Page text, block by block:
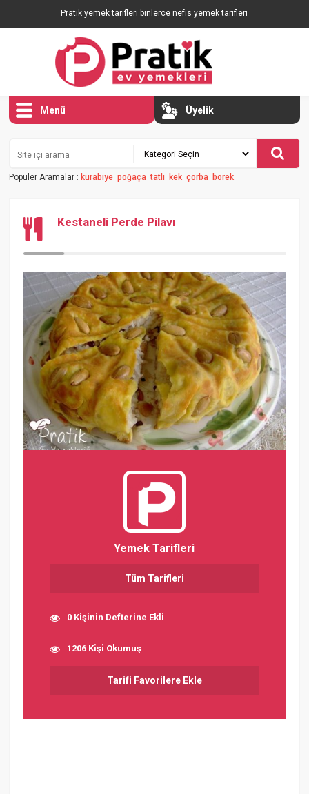
Pratik yemek tarifleri binlerce nefis yemek tarifleri
Menü Üyelik
Popüler Aramalar : kurabiye poğaça tatlı kek çorba börek
Kestaneli Perde Pilavı
Yemek Tarifleri
Tüm Tarifleri
0 Kişinin Defterine Ekli
1206 Kişi Okumuş
Tarifi Favorilere Ekle